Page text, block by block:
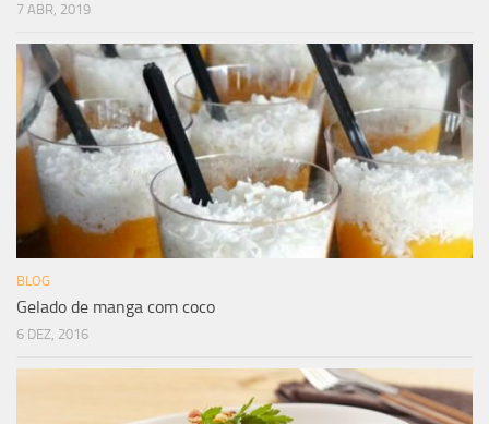
7 ABR, 2019
BLOG
Gelado de manga com coco
6 DEZ, 2016